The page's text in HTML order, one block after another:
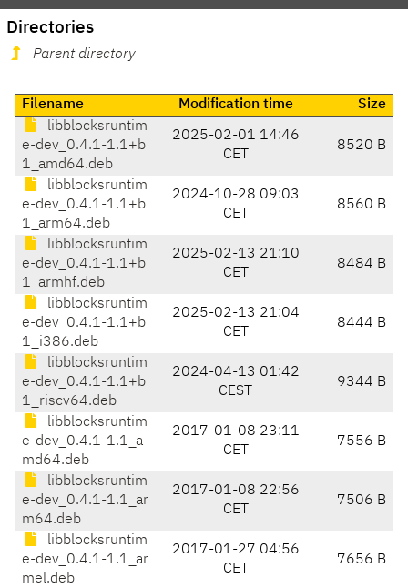
Directories
Parent directory
Filename Modification time
Size
libblocksruntim
e-dev_0.4.1-1.1+b
1_amd64.deb
2025-02-01 14:46
CET
8520 B
libblocksruntim
e-dev_0.4.1-1.1+b
1_arm64.deb
2024-10-28 09:03
CET
8560 B
libblocksruntim
e-dev_0.4.1-1.1+b
1_armhf.deb
2025-02-13 21:10
CET
8484 B
libblocksruntim
e-dev_0.4.1-1.1+b
1_i386.deb
2025-02-13 21:04
CET
8444 B
libblocksruntim
e-dev_0.4.1-1.1+b
1_riscv64.deb
2024-04-13 01:42
CEST
9344 B
libblocksruntim
e-dev_0.4.1-1.1_a
md64.deb
2017-01-08 23:11
CET
7556 B
libblocksruntim
e-dev_0.4.1-1.1_ar
m64.deb
2017-01-08 22:56
CET
7506 B
libblocksruntim
e-dev_0.4.1-1.1_ar
mel.deb
2017-01-27 04:56
CET
7656 B